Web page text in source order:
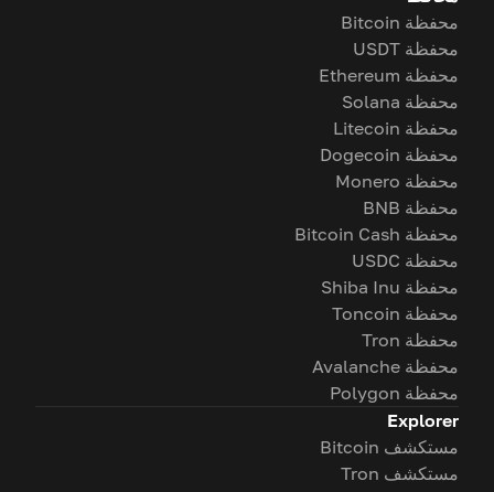
محفظة Bitcoin
محفظة USDT
محفظة Ethereum
محفظة Solana
محفظة Litecoin
محفظة Dogecoin
محفظة Monero
محفظة BNB
محفظة Bitcoin Cash
محفظة USDC
محفظة Shiba Inu
محفظة Toncoin
محفظة Tron
محفظة Avalanche
محفظة Polygon
Explorer
مستكشف Bitcoin
مستكشف Tron